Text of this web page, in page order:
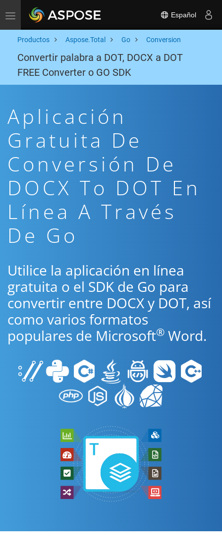
Toggle navigation Español
Productos Aspose.Total Go Conversion
Convertir palabra a DOT, DOCX a DOT
FREE Converter o GO SDK
Aplicación
Gratuita De
Conversión De
DOCX To DOT En
Línea A Través
De Go
Utilice la aplicación en línea
gratuita o el SDK de Go para
convertir entre DOCX y DOT, así
como varios formatos
populares de Microsoft® Word.